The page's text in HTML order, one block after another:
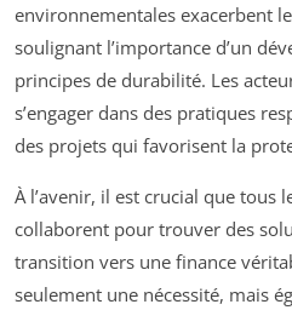
environnementales exacerbent
soulignant l’importance d’un
principes de durabilité. Les
s’engager dans des pratiques
des projets qui favorisent la
À l’avenir, il est crucial que tous
collaborent pour trouver des
transition vers une finance
seulement une nécessité, mais